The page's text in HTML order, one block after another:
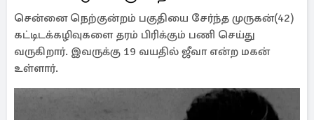
சென்னை நெற்குன்றம் பகுதியை சேர்ந்த முருகன்(42)
கட்டிடக்கழிவுகளை தரம் பிரிக்கும் பணி செய்து
வருகிறார். இவருக்கு 19 வயதில் ஜீவா என்ற மகன்
உள்ளார்.